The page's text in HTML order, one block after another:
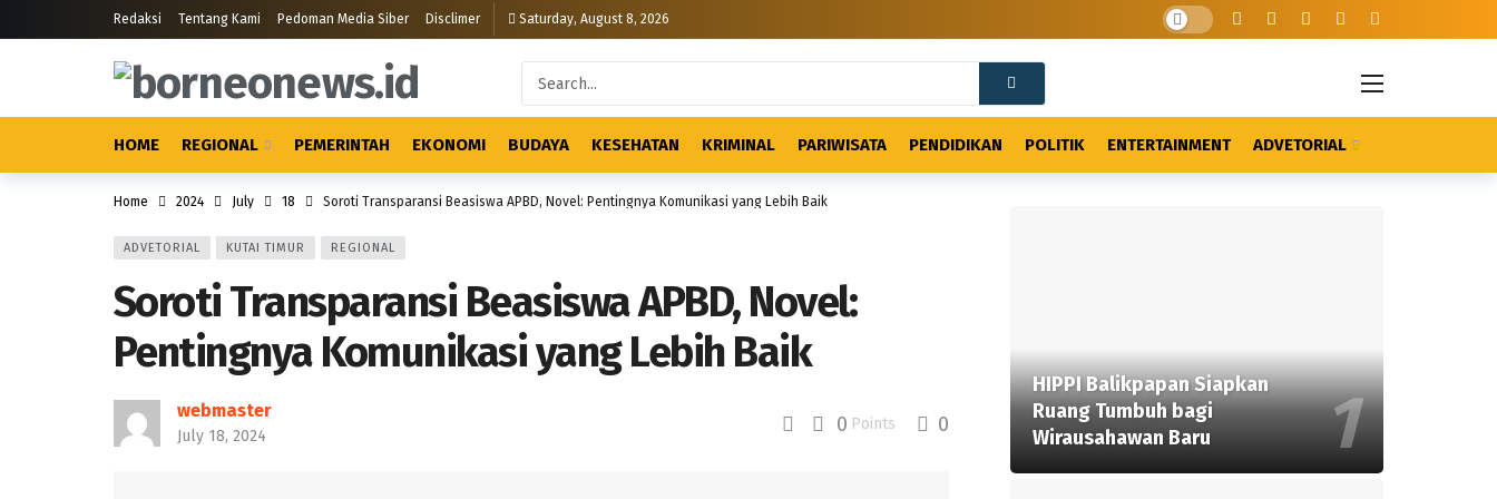
Redaksi Tentang Kami Pedoman Media Siber Disclimer Saturday, August 8, 2026
HOME REGIONAL PEMERINTAH EKONOMI BUDAYA KESEHATAN KRIMINAL PARIWISATA PENDIDIKAN POLITIK ENTERTAINMENT ADVETORIAL
Home 2024 July 18 Soroti Transparansi Beasiswa APBD, Novel: Pentingnya Komunikasi yang Lebih Baik
ADVETORIAL KUTAI TIMUR REGIONAL
Soroti Transparansi Beasiswa APBD, Novel:
Pentingnya Komunikasi yang Lebih Baik
webmaster
July 18, 2024 0 Points 0
HIPPI Balikpapan Siapkan
Ruang Tumbuh bagi
Wirausahawan Baru